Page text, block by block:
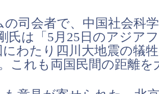
の司会者で、中国社会科
氏は「5月25日のアジア
にわたり四川大地震の犠
これも両国民間の距離を